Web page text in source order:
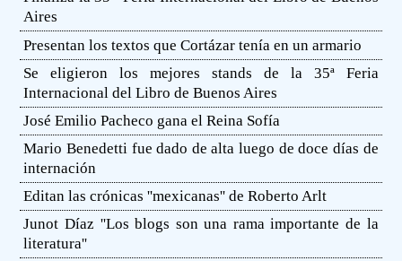
Aires
Presentan los textos que Cortázar tenía en un armario
Se eligieron los mejores stands de la 35ª Feria
Internacional del Libro de Buenos Aires
José Emilio Pacheco gana el Reina Sofía
Mario Benedetti fue dado de alta luego de doce días de
internación
Editan las crónicas ''mexicanas'' de Roberto Arlt
Junot Díaz ''Los blogs son una rama importante de la
literatura''